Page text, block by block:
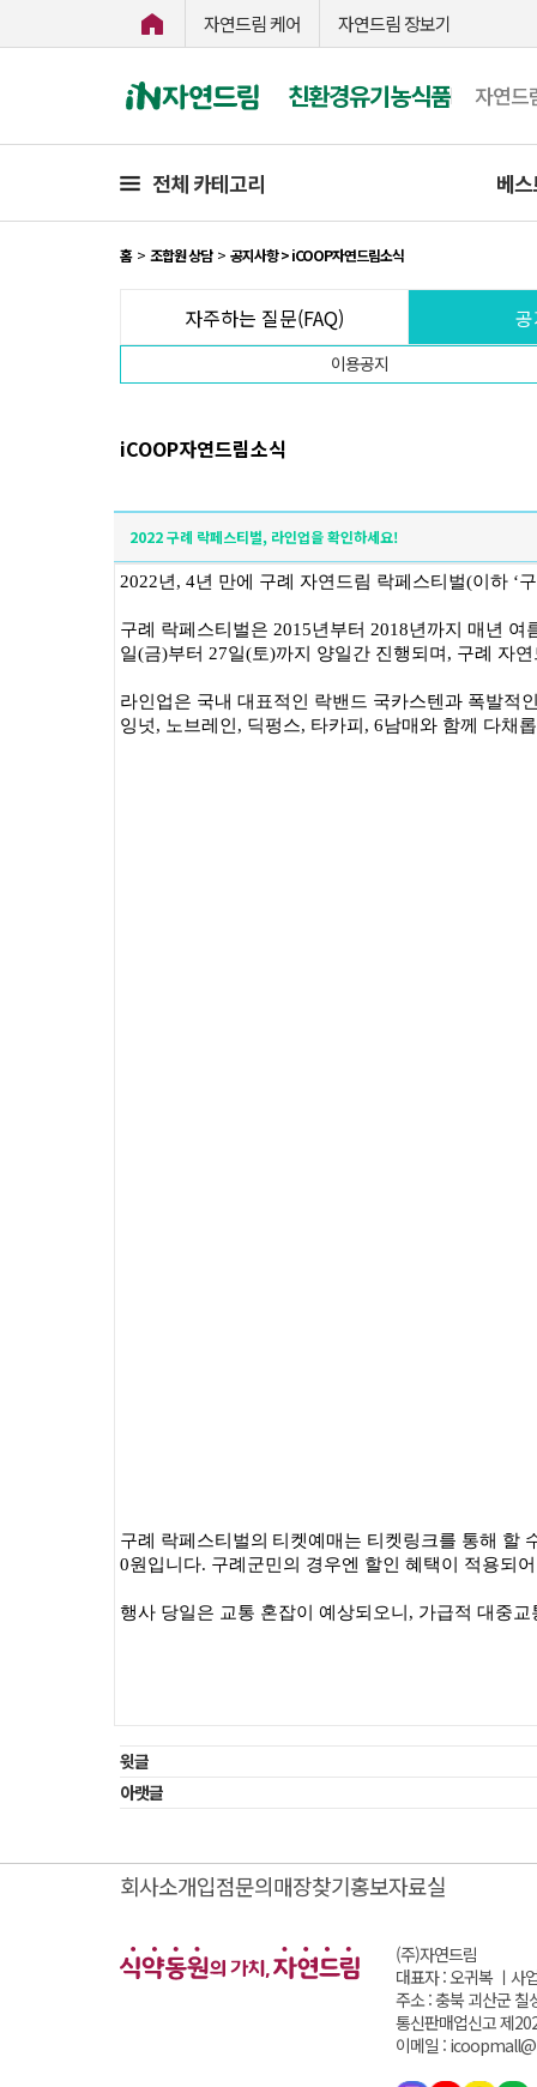
자연드림 케어 자연드림 장보기
친환경유기농식품 자연드
전체 카테고리 베
홈> 조합원 상담> 공지사항 > iCOOP자연드림소식
자주하는 질문(FAQ)
이용공지
iCOOP자연드림소식
2022 구례 락페스티벌, 라인업을 확인하세요!
2022년 , 4년 만에 구례 자연드림 락페스티벌(이하 ‘
구례 락페스티벌은 2015년부터 2018년까지 매년 여
일(금)부터 27일(토)까지 양일간 진행되며 , 구례 자
라인업은 국내 대표적인 락밴드 국카스텐과 폭발적
잉넛, 노브레인 , 딕펑스, 타카피 , 6남매와 함께 다채
구례 락페스티벌의 티켓예매는 티켓링크를 통해 할
0원입니다. 구례군민의 경우엔 할인 혜택이 적용되
행사 당일은 교통 혼잡이 예상되오니 , 가급적 대중
윗글
아랫글
회사소개입점문의매장찾기홍보자료실
(주)자연드림
대표자 : 오귀복 ㅣ 사
주소 : 충북 괴산군 칠
통신판매업신고 제
이메일 :